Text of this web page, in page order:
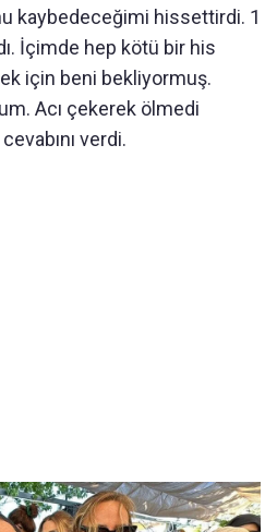
kaybedeceğimi hissettirdi. 1
İçimde hep kötü bir his
için beni bekliyormuş.
Acı çekerek ölmedi
verdi.